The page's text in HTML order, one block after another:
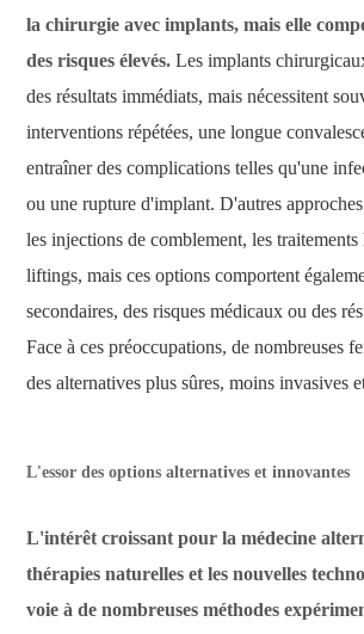
la chirurgie avec implants, mais elle
des risques élevés. Les implants
des résultats immédiats, mais nécessitent
interventions répétées, une longue
entraîner des complications telles qu'une
ou une rupture d'implant. D'autres
les injections de comblement, les
liftings, mais ces options comportent
secondaires, des risques médicaux ou des
Face à ces préoccupations, de nombreuses
des alternatives plus sûres, moins invasives
L'essor des options alternatives et innovantes
L'intérêt croissant pour la médecine
thérapies naturelles et les nouvelles
voie à de nombreuses méthodes